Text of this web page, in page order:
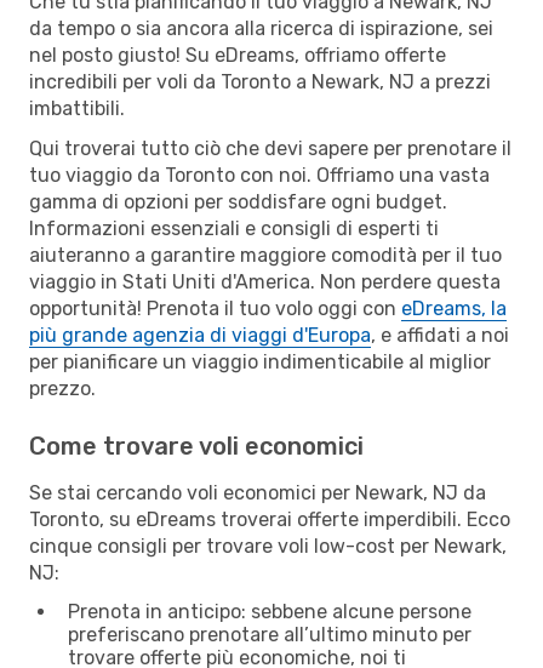
da tempo o sia ancora alla ricerca di ispirazione, sei
nel posto giusto! Su eDreams, offriamo offerte
incredibili per voli da Toronto a Newark, NJ a prezzi
imbattibili.
Qui troverai tutto ciò che devi sapere per prenotare il
tuo viaggio da Toronto con noi. Offriamo una vasta
gamma di opzioni per soddisfare ogni budget.
Informazioni essenziali e consigli di esperti ti
aiuteranno a garantire maggiore comodità per il tuo
viaggio in Stati Uniti d'America. Non perdere questa
opportunità! Prenota il tuo volo oggi con eDreams, la
più grande agenzia di viaggi d'Europa, e affidati a noi
per pianificare un viaggio indimenticabile al miglior
prezzo.
Come trovare voli economici
Se stai cercando voli economici per Newark, NJ da
Toronto, su eDreams troverai offerte imperdibili. Ecco
cinque consigli per trovare voli low-cost per Newark,
NJ:
Prenota in anticipo: sebbene alcune persone
preferiscano prenotare all’ultimo minuto per
trovare offerte più economiche, noi ti